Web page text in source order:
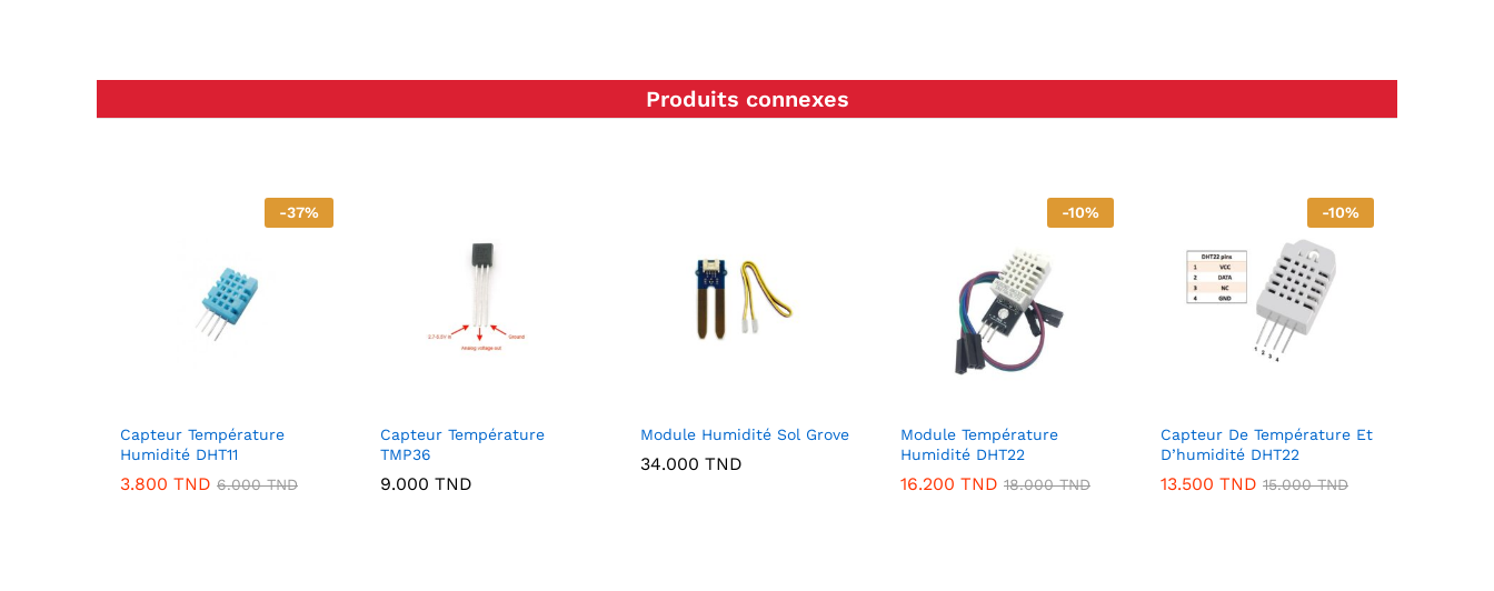
Produits connexes
-37%
Capteur Température
Humidité DHT11
3.800 TND 6.000TND
Capteur Température
TMP36
9.000 TND
Module Humidité Sol Grove
34.000 TND
-10%
Module Température
Humidité DHT22
16.200 TND 18.000TND
-10%
Capteur De Température Et
D’humidité DHT22
13.500 TND 15.000TND